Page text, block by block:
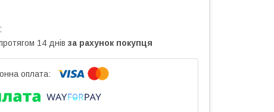
14 днів за рахунок покупця